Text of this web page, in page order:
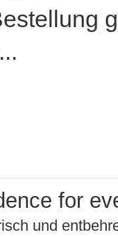
for
und